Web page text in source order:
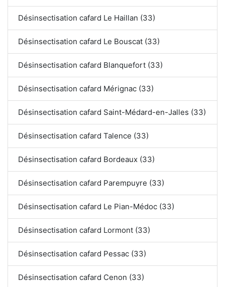
Désinsectisation cafard Le Haillan (33)
Désinsectisation cafard Le Bouscat (33)
Désinsectisation cafard Blanquefort (33)
Désinsectisation cafard Mérignac (33)
Désinsectisation cafard Saint-Médard-en-Jalles (33)
Désinsectisation cafard Talence (33)
Désinsectisation cafard Bordeaux (33)
Désinsectisation cafard Parempuyre (33)
Désinsectisation cafard Le Pian-Médoc (33)
Désinsectisation cafard Lormont (33)
Désinsectisation cafard Pessac (33)
Désinsectisation cafard Cenon (33)